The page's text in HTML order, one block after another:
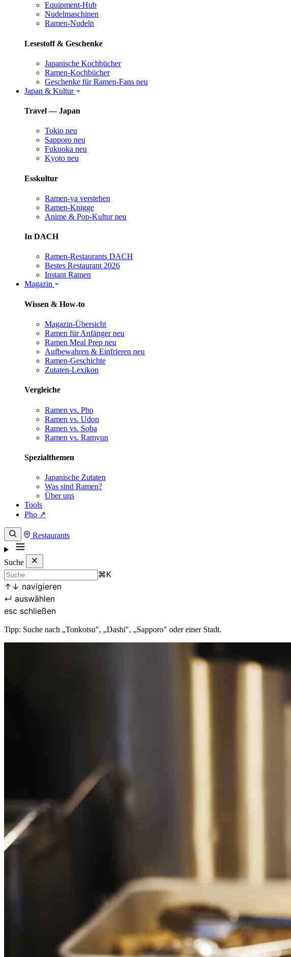
Equipment-Hub
Nudelmaschinen
Ramen-Nudeln
Lesestoff & Geschenke
Japanische Kochbücher
Ramen-Kochbücher
Geschenke für Ramen-Fans neu
Japan & Kultur
Travel — Japan
Tokio neu
Sapporo neu
Fukuoka neu
Kyoto neu
Esskultur
Ramen-ya verstehen
Ramen-Knigge
Anime & Pop-Kultur neu
In DACH
Ramen-Restaurants DACH
Bestes Restaurant 2026
Instant Ramen
Magazin
Wissen & How-to
Magazin-Übersicht
Ramen für Anfänger neu
Ramen Meal Prep neu
Aufbewahren & Einfrieren neu
Ramen-Geschichte
Zutaten-Lexikon
Vergleiche
Ramen vs. Pho
Ramen vs. Udon
Ramen vs. Soba
Ramen vs. Ramyun
Spezialthemen
Japanische Zutaten
Was sind Ramen?
Über uns
Tools
Pho ↗
Restaurants
Suche
⌘K
↑ ↓ navigieren
↵ auswählen
esc schließen
Tipp: Suche nach „Tonkotsu", „Dashi", „Sapporo" oder einer Stadt.